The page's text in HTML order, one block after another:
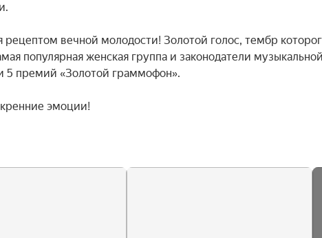
вечной молодости! Золотой голос, тембр
популярная женская группа и законодатели музыкальной
5 премий «Золотой граммофон».
эмоции!